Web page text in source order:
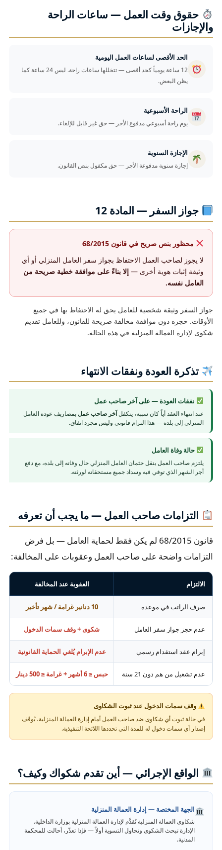
حقوق وقت العمل — ساعات الراحة
والإجازات
الحد الأقصى لساعات العمل اليومية
12 ساعة يومياً كحد أقصى — تتخللها ساعات راحة. ليس 24 ساعة كما
يظن البعض.
الراحة الأسبوعية
يوم راحة أسبوعي مدفوع الأجر — حق غير قابل للإلغاء.
الإجازة السنوية
إجازة سنوية مدفوعة الأجر — حق مكفول بنص القانون.
جواز السفر — المادة 12
محظور بنص صريح في قانون 68/2015
لا يجوز لصاحب العمل الاحتفاظ بجواز سفر العامل المنزلي أو أي
وثيقة إثبات هوية أخرى — إلا بناءً على موافقة خطية صريحة من
العامل نفسه.
جواز السفر وثيقة شخصية للعامل يحق له الاحتفاظ بها في جميع
الأوقات. حجزه دون موافقة مخالفة صريحة للقانون، وللعامل تقديم
شكوى لإدارة العمالة المنزلية في هذه الحالة.
تذكرة العودة ونفقات الانتهاء
نفقات العودة — على آخر صاحب عمل
عند انتهاء العقد أياً كان سببه، يتكفلآخر صاحب عملبمصاريف عودة العامل
المنزلي إلى بلده — هذا التزام قانوني وليس مجرد اتفاق.
حالة وفاة العامل
يلتزم صاحب العمل بنقل جثمان العامل المنزلي حال وفاته إلى بلده، مع دفع
أجر الشهر الذي توفي فيه وسداد جميع مستحقاته لورثته.
التزامات صاحب العمل — ما يجب أن تعرفه
قانون 68/2015 لم يكن فقط لحماية العامل — بل فرض
التزامات واضحة على صاحب العمل وعقوبات على المخالفة:
الالتزام العقوبة عند المخالفة
صرف الراتب في موعده 10 دنانير غرامة / شهر تأخير
عدم حجز جواز سفر العامل شكوى + وقف سمات الدخول
إبرام عقد استقدام رسمي عدم الإبرام يُلغي الحماية القانونية
عدم تشغيل من هم دون 21 سنة حبس ≤ 6 أشهر + غرامة ≤ 500 دينار
وقف سمات الدخول عند ثبوت الشكاوى
في حالة ثبوت أي شكاوى ضد صاحب العمل أمام إدارة العمالة المنزلية، يُوقَف
إصدار أي سمات دخول له للمدة التي تحددها اللائحة التنفيذية.
الواقع الإجرائي — أين تقدم شكواك وكيف؟
الجهة المختصة — إدارة العمالة المنزلية
شكاوى العمالة المنزلية تُقدَّم لإدارة العمالة المنزلية بوزارة الداخلية.
الإدارة تبحث الشكوى وتحاول التسوية أولاً — فإذا تعذّر، أحالت للمحكمة
المدنية.